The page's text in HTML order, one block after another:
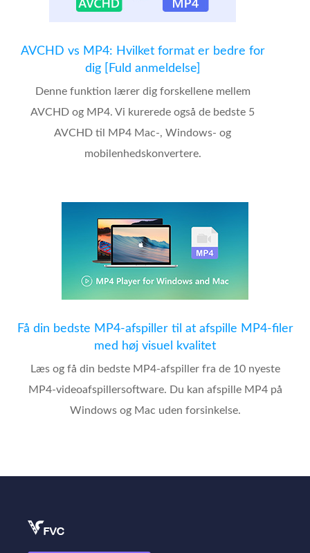
AVCHD vs MP4: Hvilket format er bedre for
dig [Fuld anmeldelse]
Denne funktion lærer dig forskellene mellem
AVCHD og MP4. Vi kurerede også de bedste 5
AVCHD til MP4 Mac-, Windows- og
mobilenhedskonvertere.
Få din bedste MP4-afspiller til at afspille MP4-filer
med høj visuel kvalitet
Læs og få din bedste MP4-afspiller fra de 10 nyeste
MP4-videoafspillersoftware. Du kan afspille MP4 på
Windows og Mac uden forsinkelse.